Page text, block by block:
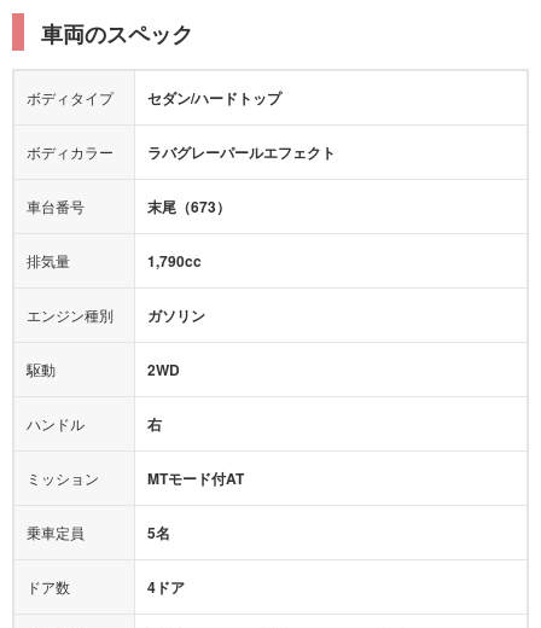
ルーフレール
エアロパーツ
ローダウン
シートヒーター
カーナビ：DVDナビ
CD
ミュージックプレイヤー接続可
後席モニター
衝突被害軽減プレーキ
カメラ：バック
エアバッグ：
ダブルエアバッグ
衝撃緩和ヘッドレスト
サポカー
アダプティブクルーズコントロール
ヒルディセントコントロール
オートマチックハイビーム
車両のスペック
ボディタイプ セダン/ハードトップ
ボディカラー ラバグレーパールエフェクト
車台番号 末尾（673）
排気量 1,790cc
エンジン種別 ガソリン
駆動 2WD
ハンドル 右
ミッション MTモード付AT
乗車定員 5名
ドア数 4ドア